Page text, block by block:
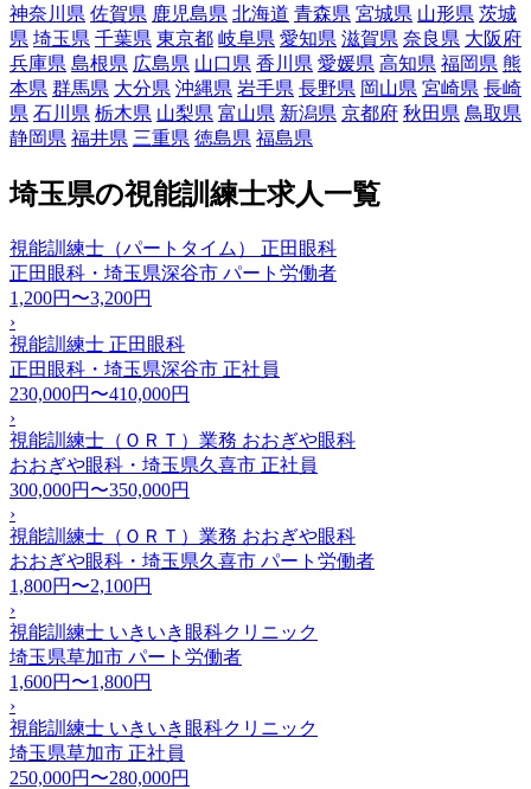
神奈川県 佐賀県 鹿児島県 北海道 青森県 宮城県 山形県 茨城
県 埼玉県 千葉県 東京都 岐阜県 愛知県 滋賀県 奈良県 大阪府
兵庫県 島根県 広島県 山口県 香川県 愛媛県 高知県 福岡県 熊
本県 群馬県 大分県 沖縄県 岩手県 長野県 岡山県 宮崎県 長崎
県 石川県 栃木県 山梨県 富山県 新潟県 京都府 秋田県 鳥取県
静岡県 福井県 三重県 徳島県 福島県
埼玉県の視能訓練士求人一覧
視能訓練士（パートタイム） 正田眼科
正田眼科・埼玉県深谷市 パート労働者
1,200円〜3,200円
›
視能訓練士 正田眼科
正田眼科・埼玉県深谷市 正社員
230,000円〜410,000円
›
視能訓練士（ＯＲＴ）業務 おおぎや眼科
おおぎや眼科・埼玉県久喜市 正社員
300,000円〜350,000円
›
視能訓練士（ＯＲＴ）業務 おおぎや眼科
おおぎや眼科・埼玉県久喜市 パート労働者
1,800円〜2,100円
›
視能訓練士 いきいき眼科クリニック
埼玉県草加市 パート労働者
1,600円〜1,800円
›
視能訓練士 いきいき眼科クリニック
埼玉県草加市 正社員
250,000円〜280,000円